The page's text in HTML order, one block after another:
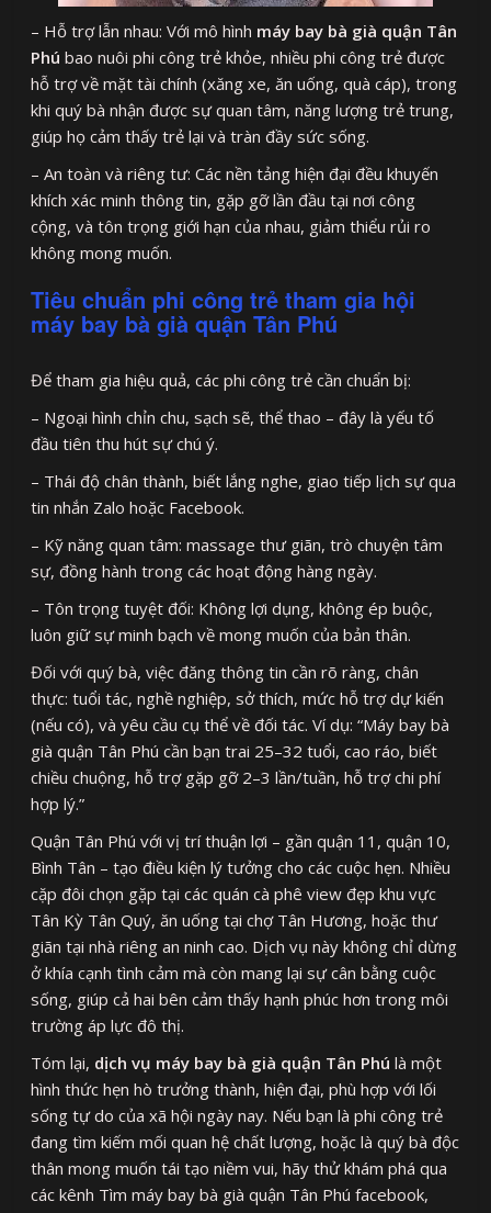
– Hỗ trợ lẫn nhau: Với mô hình máy bay bà già quận Tân
Phú bao nuôi phi công trẻ khỏe, nhiều phi công trẻ được
hỗ trợ về mặt tài chính (xăng xe, ăn uống, quà cáp), trong
khi quý bà nhận được sự quan tâm, năng lượng trẻ trung,
giúp họ cảm thấy trẻ lại và tràn đầy sức sống.
– An toàn và riêng tư: Các nền tảng hiện đại đều khuyến
khích xác minh thông tin, gặp gỡ lần đầu tại nơi công
cộng, và tôn trọng giới hạn của nhau, giảm thiểu rủi ro
không mong muốn.
Tiêu chuẩn phi công trẻ tham gia hội
máy bay bà già quận Tân Phú
Để tham gia hiệu quả, các phi công trẻ cần chuẩn bị:
– Ngoại hình chỉn chu, sạch sẽ, thể thao – đây là yếu tố
đầu tiên thu hút sự chú ý.
– Thái độ chân thành, biết lắng nghe, giao tiếp lịch sự qua
tin nhắn Zalo hoặc Facebook.
– Kỹ năng quan tâm: massage thư giãn, trò chuyện tâm
sự, đồng hành trong các hoạt động hàng ngày.
– Tôn trọng tuyệt đối: Không lợi dụng, không ép buộc,
luôn giữ sự minh bạch về mong muốn của bản thân.
Đối với quý bà, việc đăng thông tin cần rõ ràng, chân
thực: tuổi tác, nghề nghiệp, sở thích, mức hỗ trợ dự kiến
(nếu có), và yêu cầu cụ thể về đối tác. Ví dụ: “Máy bay bà
già quận Tân Phú cần bạn trai 25–32 tuổi, cao ráo, biết
chiều chuộng, hỗ trợ gặp gỡ 2–3 lần/tuần, hỗ trợ chi phí
hợp lý.”
Quận Tân Phú với vị trí thuận lợi – gần quận 11, quận 10,
Bình Tân – tạo điều kiện lý tưởng cho các cuộc hẹn. Nhiều
cặp đôi chọn gặp tại các quán cà phê view đẹp khu vực
Tân Kỳ Tân Quý, ăn uống tại chợ Tân Hương, hoặc thư
giãn tại nhà riêng an ninh cao. Dịch vụ này không chỉ dừng
ở khía cạnh tình cảm mà còn mang lại sự cân bằng cuộc
sống, giúp cả hai bên cảm thấy hạnh phúc hơn trong môi
trường áp lực đô thị.
Tóm lại, dịch vụ máy bay bà già quận Tân Phú là một
hình thức hẹn hò trưởng thành, hiện đại, phù hợp với lối
sống tự do của xã hội ngày nay. Nếu bạn là phi công trẻ
đang tìm kiếm mối quan hệ chất lượng, hoặc là quý bà độc
thân mong muốn tái tạo niềm vui, hãy thử khám phá qua
các kênh Tìm máy bay bà già quận Tân Phú facebook,